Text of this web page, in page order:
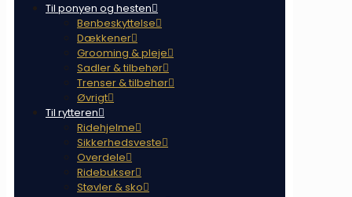
Til ponyen og hesten
Benbeskyttelse
Dækkener
Grooming & pleje
Sadler & tilbehør
Trenser & tilbehør
Øvrigt
Til rytteren
Ridehjelme
Sikkerhedsveste
Overdele
Ridebukser
Støvler & sko